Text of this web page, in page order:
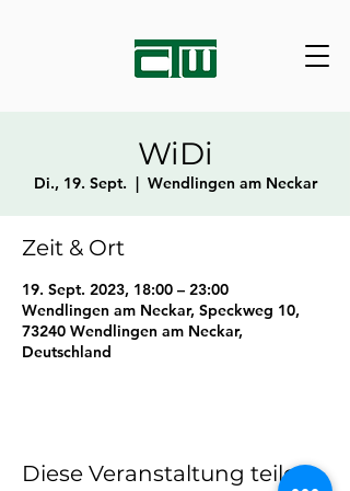
WiDi
Di., 19. Sept.
  |
Wendlingen am Neckar
Zeit & Ort
19. Sept. 2023, 18:00 – 23:00
Wendlingen am Neckar, Speckweg 10,
73240 Wendlingen am Neckar,
Deutschland
Diese Veranstaltung teilen